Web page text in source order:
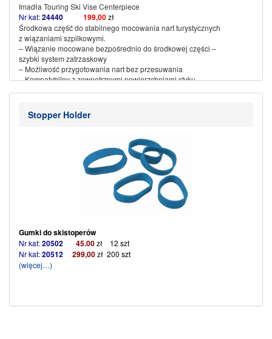
Imadła Touring Ski Vise Centerpiece
Nr kat:24440 199,00zł
Środkowa część do stabilnego mocowania nart turystycznych
z wiązaniami szpilkowymi.
– Wiązanie mocowane bezpośrednio do środkowej części –
szybki system zatrzaskowy
– Możliwość przygotowania nart bez przesuwania
– Kompatybilny z zewnętrznymi powierzchniami styku
(więcej…)
Stopper Holder
Gumki do skistoperów
Nr kat:20502 45.00zł
12 szt
Nr kat:20512 299,00zł 200 szt
(więcej…)